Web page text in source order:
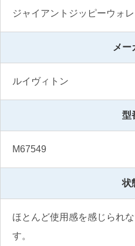
ジャイアントジッピーウォ
メー
ルイヴィトン
型
M67549
状
ほとんど使用感を感じられ
す。